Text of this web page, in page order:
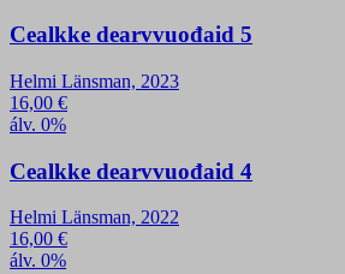
Cealkke dearvvuođaid 5
Helmi Länsman, 2023
16,00 €
álv. 0%
Cealkke dearvvuođaid 4
Helmi Länsman, 2022
16,00 €
álv. 0%